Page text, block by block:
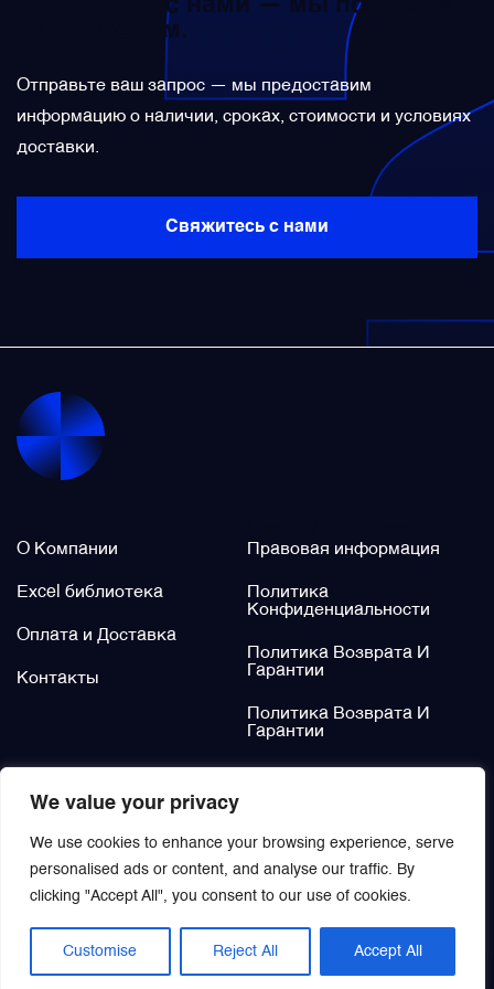
We value your privacy
We use cookies to enhance your browsing experience, serve
personalised ads or content, and analyse our traffic. By
clicking "Accept All", you consent to our use of cookies.
Customise Reject All Accept All
их подбором.
Свяжитесь с нами
Отправьте ваш запрос — мы предоставим
информацию о наличии, сроках, стоимости и условиях
доставки.
О Компании
Excel библиотека
Оплата и Доставка
Контакты
Правовая информация
Политика
Конфиденциальности
Политика Возврата И
Гарантии
Политика Возврата И
Гарантии
© 2021 | Aviamisto EN/RU All rights reserved.
Панели управления
Преобразователи напряжения
Реле и контакторы
Фары, лампы, маяки
Щётки (угольные щётки)
Электромеханизмы и приводы